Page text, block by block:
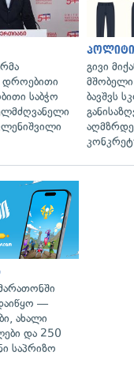
დროებითი
საბჭო
გივი
მშობელი
ბავშვს
—
ახალი
და 250
საპრიზო